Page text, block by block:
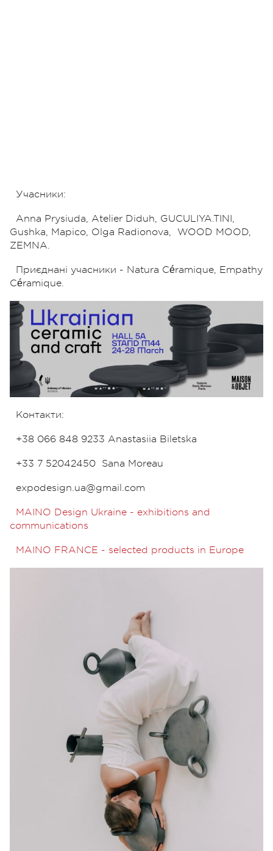
Учасники:
Anna Prysiuda, Atelier Diduh, GUCULIYA.TINI,
Gushka, Mapico, Olga Radionova,
WOOD MOOD,
ZEMNA.
Приєднані учасники - Natura Céramique, Empathy
Céramique.
Контакти:
+38 066 848 9233 Anastasiia Biletska
+33 7 52042450 Sana Moreau
expodesign.ua@gmail.com
MAINO Design Ukraine - exhibitions and
communications
MAINO FRANCE - selected products in Europe